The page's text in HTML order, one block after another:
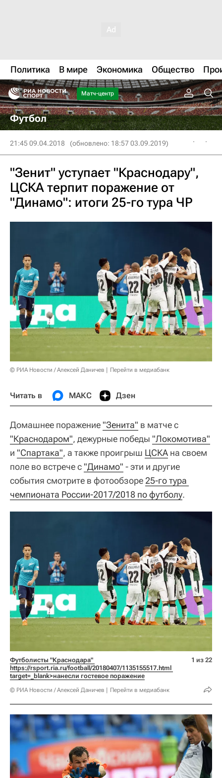
Политика В мире Экономика Общество
Матч-центр
Футбол
21:45 09.04.2018 (обновлено: 18:57 03.09.2019)
"Зенит" уступает "Краснодару",
ЦСКА терпит поражение от
"Динамо": итоги 25-го тура ЧР
© РИА Новости / Алексей Даничев Перейти в медиабанк
Читать в МАКС Дзен
Домашнее поражение"Зенита" в матче с
"Краснодаром", дежурные победы "Локомотива"
и "Спартака", а также проигрыш ЦСКА на своем
поле во встрече с"Динамо" - эти и другие
события смотрите в фотообзоре 25-го тура
чемпионата России-2017/2018 по футболу.
https://rsport.ria.ru/football/20180407/1135155517.html
target=_blank>нанесли гостевое поражение
© РИА Новости / Алексей Даничев Перейти в медиабанк
1 из 22